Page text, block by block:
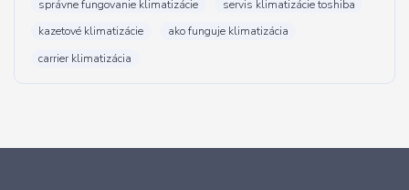
správne fungovanie klimatizácie
servis klimatizácie toshiba
kazetové klimatizácie
ako funguje klimatizácia
carrier klimatizácia